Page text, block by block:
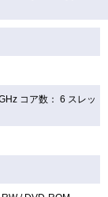
コア数： 6 スレッ